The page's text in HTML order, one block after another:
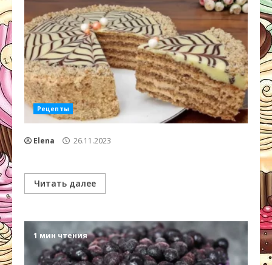
Рецепты
Elena 26.11.2023
Читать далее
1 мин чтения